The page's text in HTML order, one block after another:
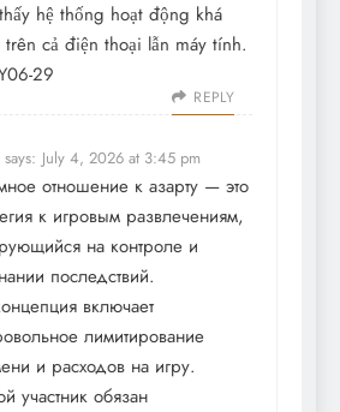
hệ thống hoạt động khá
trên cả điện thoại lẫn máy tính.
29
REPLY
says: July 4, 2026 at 3:45 pm
отношение к азарту — это
к игровым развлечениям,
на контроле и
последствий.
включает
лимитирование
и расходов на игру.
участник обязан